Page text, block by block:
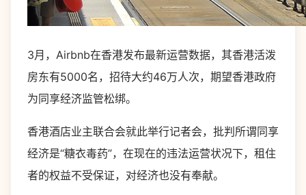
3月，Airbnb在香港发布最新运营数据，其香港活泼
房东有5000名，招待大约46万人次，期望香港政府
为同享经济监管松绑。
香港酒店业主联合会就此举行记者会，批判所谓同享
经济是“糖衣毒药”，在现在的违法运营状况下，租住
者的权益不受保证，对经济也没有奉献。